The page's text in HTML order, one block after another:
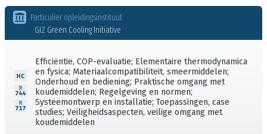
Online / fysiek / Offline-lange-afstand
Land, in geval van fysieke training
Behandelde onderwerpen
GIZ Green Cooling Initiative
Particulier opleidingsinstituut
Efficiëntie, COP-evaluatie; Elementaire thermodynamica
en fysica; Materiaalcompatibiliteit, smeermiddelen;
Onderhoud en bediening; Praktische omgang met
koudemiddelen; Regelgeving en normen;
Systeemontwerp en installatie; Toepassingen, case
studies; Veiligheidsaspecten, veilige omgang met
koudemiddelen